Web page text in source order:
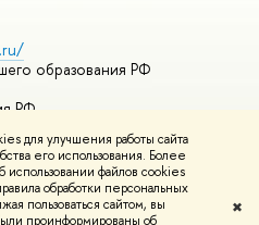
для улучшения работы сайта
его использования. Более
файлов cookies
обработки персональных
пользоваться сайтом, вы
проинформированы об
✖
образования РФ
РФ
курсы
и контактыУсловия